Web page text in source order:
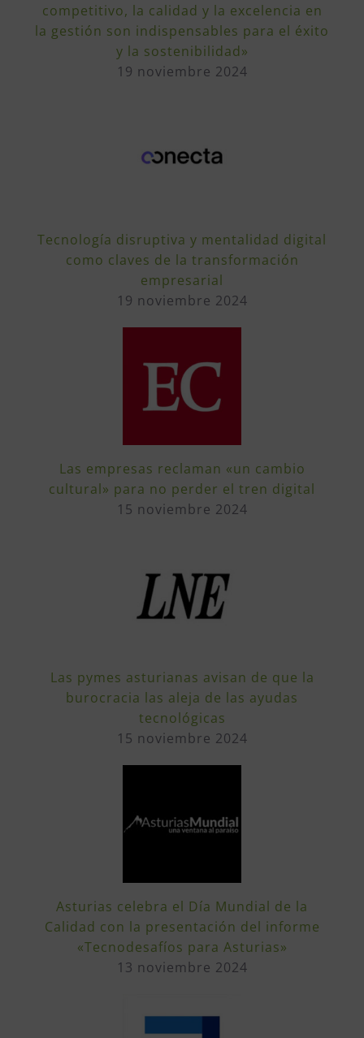
competitivo, la calidad y la excelencia en
la gestión son indispensables para el éxito
y la sostenibilidad»
19 noviembre 2024
Tecnología disruptiva y mentalidad digital
como claves de la transformación
empresarial
19 noviembre 2024
Las empresas reclaman «un cambio
cultural» para no perder el tren digital
15 noviembre 2024
Las pymes asturianas avisan de que la
burocracia las aleja de las ayudas
tecnológicas
15 noviembre 2024
Asturias celebra el Día Mundial de la
Calidad con la presentación del informe
«Tecnodesafíos para Asturias»
13 noviembre 2024